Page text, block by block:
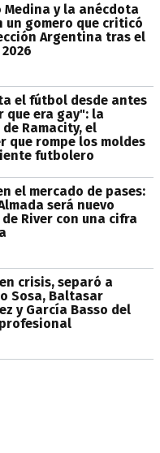
Medina y la anécdota
un gomero que criticó
Argentina tras el
el fútbol desde antes
que era gay": la
Ramacity, el
que rompe los moldes
futbolero
el mercado de pases:
será nuevo
River con una cifra
crisis, separó a
Sosa, Baltasar
y García Basso del